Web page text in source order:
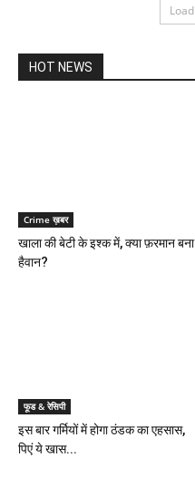
HOT NEWS
Crime ख़बर
खाला की बेटी के इश्क में, क्या फ़रमान बना
हैवान?
फूड & रेसिपी
इस बार गर्मियों में होगा ठंडक का एहसास,
पिएं ये खास...